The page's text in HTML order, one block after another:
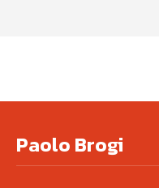
Paolo Brogi